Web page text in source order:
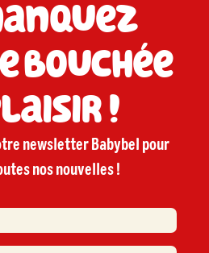
bouchée
!
newsletter Babybel pour
nos nouvelles !